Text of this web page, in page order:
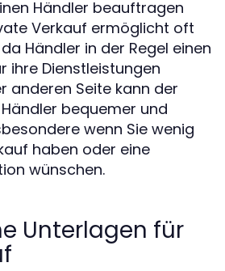
Händler beauftragen
Verkauf ermöglicht oft
Händler in der Regel einen
ihre Dienstleistungen
anderen Seite kann der
bequemer und
wenn Sie wenig
haben oder eine
wünschen.
Unterlagen für